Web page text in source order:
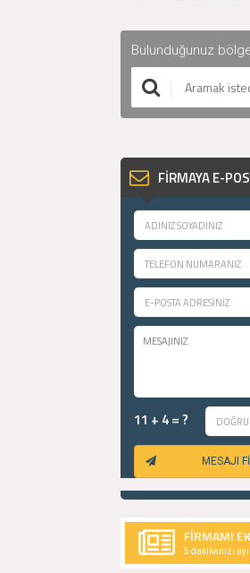
Bulunduğunuz
FİRMAYA E-
11 + 4 = ?
MESAJI
FİRMAMI
5 dakikanızı